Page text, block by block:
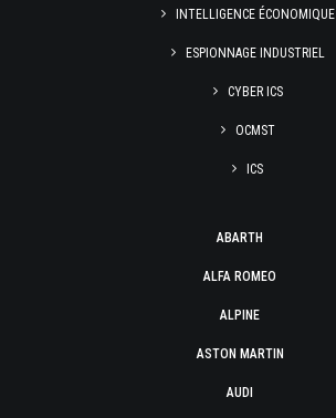
INTELLIGENCE ÉCONOMIQUE
ESPIONNAGE INDUSTRIEL
CYBER ICS
OCMST
ICS
ABARTH
ALFA ROMEO
ALPINE
ASTON MARTIN
AUDI